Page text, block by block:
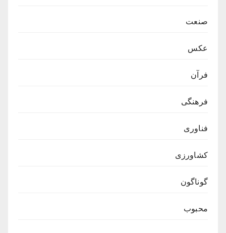
صنعت
عکس
فرآن
فرهنگی
فناوری
کشاورزی
گوناگون
محبوب